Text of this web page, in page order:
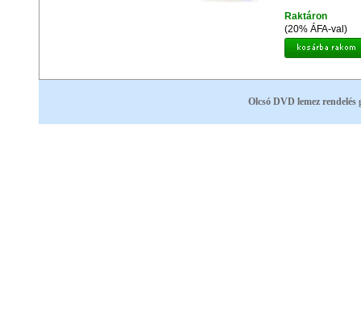
(20% ÁFA-val)
Raktáron
Olcsó DVD lemez